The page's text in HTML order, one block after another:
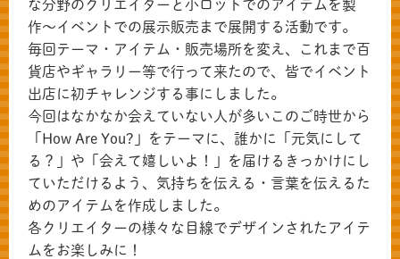
な分野のクリエイターと小ロットでのアイテムを製
作〜イベントでの展示販売まで展開する活動です。
毎回テーマ・アイテム・販売場所を変え、これまで百
貨店やギャラリー等で行って来たので、皆でイベント
出店に初チャレンジする事にしました。
今回はなかなか会えていない人が多いこのご時世から
「How Are You?」をテーマに、誰かに「元気にして
る？」や「会えて嬉しいよ！」を届けるきっかけにし
ていただけるよう、気持ちを伝える・言葉を伝えるた
めのアイテムを作成しました。
各クリエイターの様々な目線でデザインされたアイテ
ムをお楽しみに！